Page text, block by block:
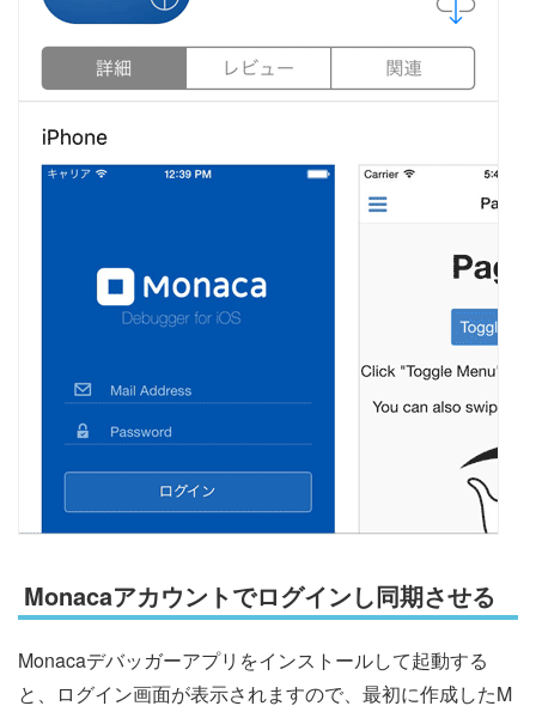
Monacaアカウントでログインし同期させる
Monacaデバッガーアプリをインストールして起動する
と、ログイン画面が表示されますので、最初に作成したM